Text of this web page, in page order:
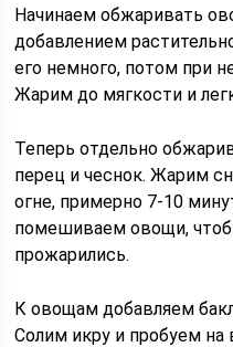
Начинаем обжаривать
добавлением
его немного, потом при
Жарим до мягкости и
Теперь отдельно
перец и чеснок. Жарим
огне, примерно 7-10
помешиваем овощи,
прожарились.
К овощам добавляем
Солим икру и пробуем на